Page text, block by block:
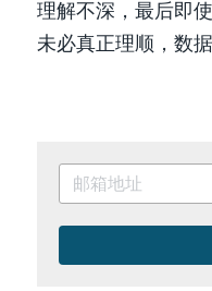
理解不深，最后即
未必真正理顺，数